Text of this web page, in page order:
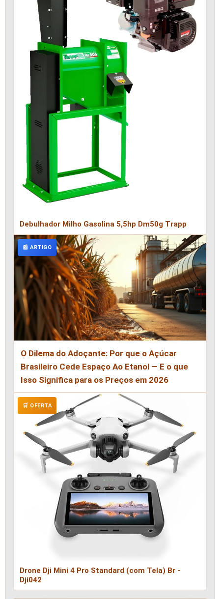
Debulhador Milho Gasolina 5,5hp Dm50g Trapp
📰 ARTIGO
O Dilema do Adoçante: Por que o Açúcar
Brasileiro Cede Espaço Ao Etanol — E o que
Isso Significa para os Preços em 2026
🛒 OFERTA
Drone Dji Mini 4 Pro Standard (com Tela) Br -
Dji042